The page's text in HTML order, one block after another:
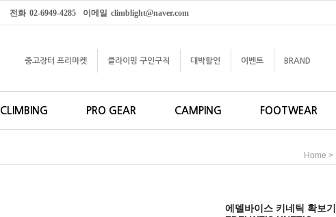
전화 02-6949-4285 이메일 climblight@naver.com
중고장터 프리마켓 클라이밍 구인구직 대박할인 이벤트 BRAND
CLIMBING PRO GEAR CAMPING FOOTWEAR
Home >
에델바이스 키네틱 확보기